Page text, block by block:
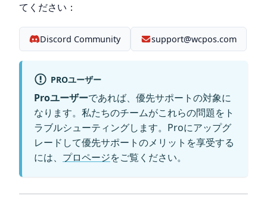
てください：
Discord Community support@wcpos.com
PROユーザー
Proユーザーであれば、優先サポートの対象に
なります。私たちのチームがこれらの問題をト
ラブルシューティングします。Proにアップグ
レードして優先サポートのメリットを享受する
には、 プロページをご覧ください。